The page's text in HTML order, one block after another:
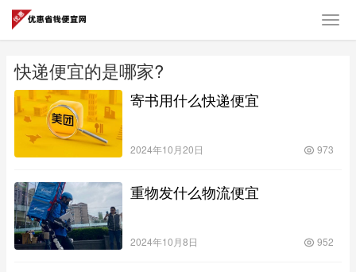
快递便宜的是哪家?
寄书用什么快递便宜
2024年10月20日 973
重物发什么物流便宜
2024年10月8日 952